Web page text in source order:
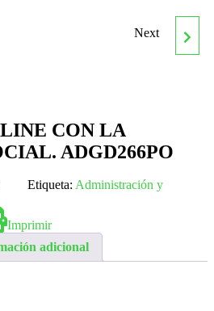
ADGD383PO REGISTRO
Next
CON LA
ADGD266PO
Etiqueta: Administración y
Imprimir
adicional